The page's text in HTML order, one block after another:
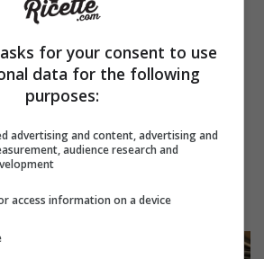
e sfumate nuovamente con la
di nuovo e infornate per i
e miele.
for your consent to use
data for the following
purposes:
advertising and content, advertising and
audience research and
access information on a device